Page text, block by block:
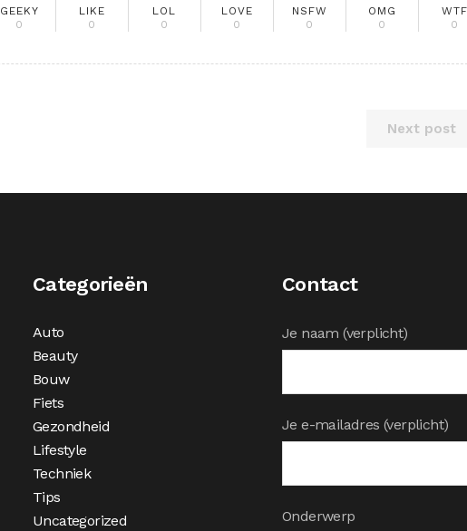
GEEKY
0
LIKE
0
LOL
0
LOVE
0
NSFW
0
OMG
0
WTF
0
Next post
Categorieën
Auto
Beauty
Bouw
Fiets
Gezondheid
Lifestyle
Techniek
Tips
Uncategorized
Contact
Je naam (verplicht)
Je e-mailadres (verplicht)
Onderwerp